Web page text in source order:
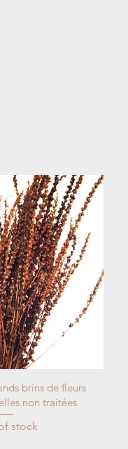
brins de fleurs
non traitées
stock